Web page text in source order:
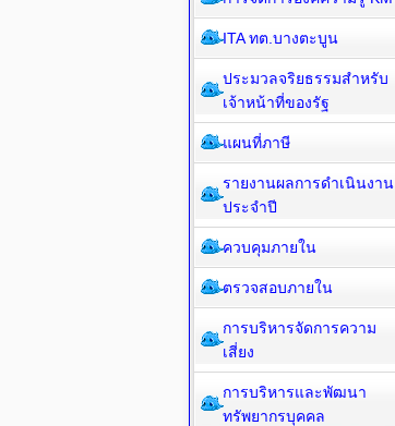
ITA ทต.บางตะบูน
ประมวลจริยธรรมสำหรับ
เจ้าหน้าที่ของรัฐ
แผนที่ภาษี
รายงานผลการดำเนินงาน
ประจำปี
ควบคุมภายใน
ตรวจสอบภายใน
การบริหารจัดการความ
เสี่ยง
การบริหารและพัฒนา
ทรัพยากรบุคคล